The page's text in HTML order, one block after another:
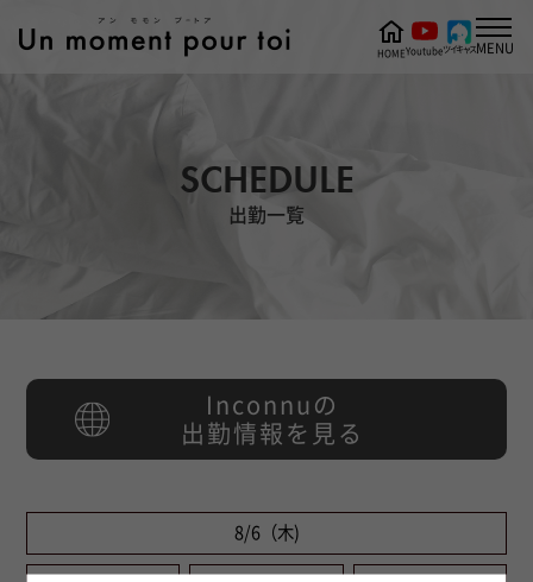
SCHEDULE
出勤一覧
HOMEYoutubeツイキャスMENU
Inconnuの
出勤情報を見る
8/6（木)